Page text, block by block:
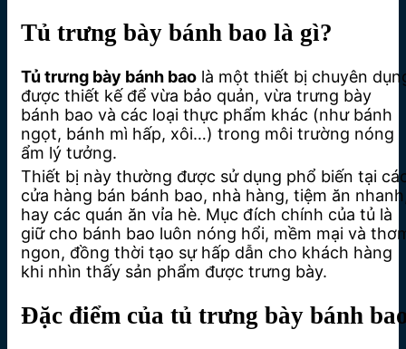
Tủ trưng bày bánh bao là gì?
Tủ trưng bày bánh bao là một thiết bị chuyên
được thiết kế để vừa bảo quản, vừa trưng bày
bánh bao và các loại thực phẩm khác (như bánh
ngọt, bánh mì hấp, xôi…) trong môi trường nóng
ẩm lý tưởng.
Thiết bị này thường được sử dụng phổ biến tại
cửa hàng bán bánh bao, nhà hàng, tiệm ăn
hay các quán ăn vỉa hè. Mục đích chính của tủ là
giữ cho bánh bao luôn nóng hổi, mềm mại và
ngon, đồng thời tạo sự hấp dẫn cho khách hàng
khi nhìn thấy sản phẩm được trưng bày.
Đặc điểm của tủ trưng bày bánh